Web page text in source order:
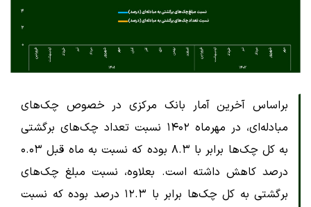
براساس آخرین آمار بانک مرکزی در خصوص چک‌های
مبادله‌ای، در مهرماه ۱۴۰۲ نسبت تعداد چک‌های برگشتی
به کل چک‌ها برابر با ۸.۳ بوده که نسبت به ماه قبل ۰.۰۳
درصد کاهش داشته است. بعلاوه، نسبت مبلغ چک‌های
برگشتی به کل چک‌ها برابر با ۱۲.۳ درصد بوده که نسبت